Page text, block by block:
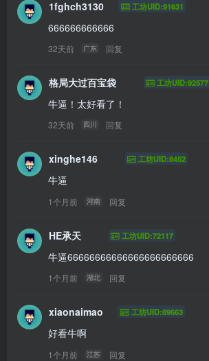
1fghch3130 工坊UID:91631
666666666666
32天前 广东 回复
格局大过百宝袋 工坊UID:92577
牛逼！太好看了！
32天前 四川 回复
xinghe146 工坊UID:8452
牛逼
1个月前 河南 回复
HE承天 工坊UID:72117
牛逼66666666666666666666666
1个月前 湖北 回复
xiaonaimao 工坊UID:89663
好看牛啊
1个月前 江苏 回复